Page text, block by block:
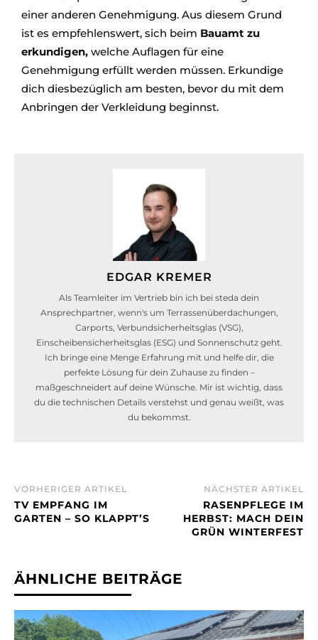
einer anderen Genehmigung. Aus diesem Grund
ist es empfehlenswert, sich beim Bauamt zu
erkundigen, welche Auflagen für eine
Genehmigung erfüllt werden müssen. Erkundige
dich diesbezüglich am besten, bevor du mit dem
Anbringen der Verkleidung beginnst.
EDGAR KREMER
Als Teamleiter im Vertrieb bin ich bei steda dein
Ansprechpartner, wenn's um Terrassenüberdachungen,
Carports, Verbundsicherheitsglas (VSG),
Einscheibensicherheitsglas (ESG) und Sonnenschutz geht.
Ich bringe eine Menge Erfahrung mit und helfe dir, die
perfekte Lösung für dein Zuhause zu finden –
maßgeschneidert auf deine Wünsche. Mir ist wichtig, dass
du die technischen Details verstehst und genau weißt, was
du bekommst.
VORHERIGER ARTIKEL
TV EMPFANG IM
GARTEN – SO KLAPPT’S
NÄCHSTER ARTIKEL
RASENPFLEGE IM
HERBST: MACH DEIN
GRÜN WINTERFEST
ÄHNLICHE BEITRÄGE